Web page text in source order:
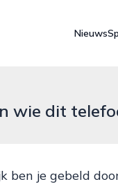
Nieuws
wie dit
ben je gebeld